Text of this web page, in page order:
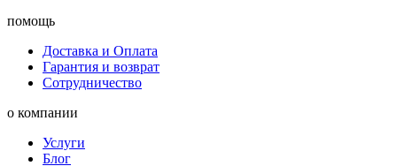
помощь
Доставка и Оплата
Гарантия и возврат
Сотрудничество
о компании
Услуги
Блог